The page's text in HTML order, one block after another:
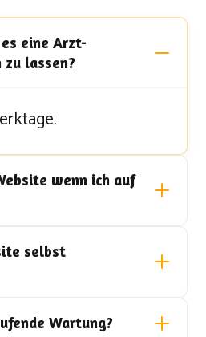
eine Arzt-
lassen?
wenn ich auf
selbst
Wartung?